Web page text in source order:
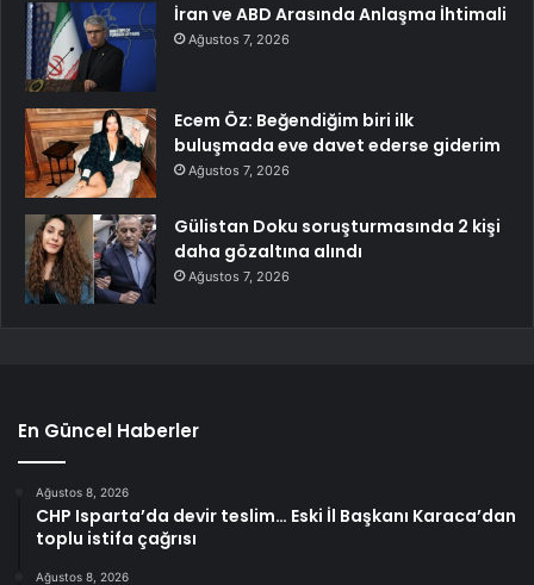
İran ve ABD Arasında Anlaşma İhtimali
Ağustos 7, 2026
Ecem Öz: Beğendiğim biri ilk
buluşmada eve davet ederse giderim
Ağustos 7, 2026
Gülistan Doku soruşturmasında 2 kişi
daha gözaltına alındı
Ağustos 7, 2026
En Güncel Haberler
Ağustos 8, 2026
CHP Isparta’da devir teslim… Eski İl Başkanı Karaca’dan
toplu istifa çağrısı
Ağustos 8, 2026